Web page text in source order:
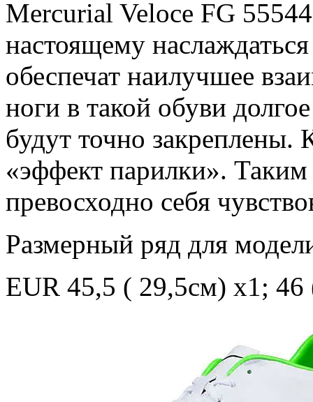
Mercurial Veloce FG
настоящему
обеспечат наилучшее
ноги в такой обуви
будут точно закреплены.
«эффект парилки».
превосходно себя
Размерный ряд для
EUR 45,5 ( 29,5см) х1;